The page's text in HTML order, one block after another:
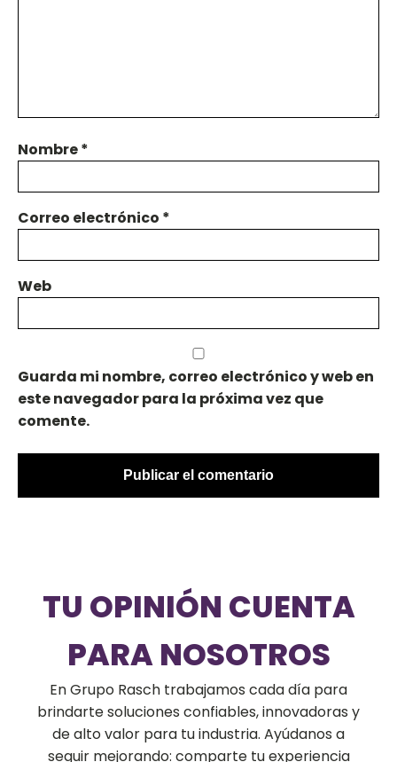
Nombre*
Correo electrónico *
Web
Guarda mi nombre, correo electrónico y web en
este navegador para la próxima vez que
comente.
TU OPINIÓN CUENTA
PARA NOSOTROS
En Grupo Rasch trabajamos cada día para
brindarte soluciones confiables, innovadoras y
de alto valor para tu industria. Ayúdanos a
seguir mejorando: comparte tu experiencia